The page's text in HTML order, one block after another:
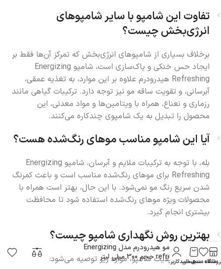
تفاوت این شامپو با سایر شامپوهای
انرژی‌بخش چیست؟
برخلاف بسیاری از شامپوهای انرژی‌بخش که تمرکز آن‌ها فقط بر
ایجاد حس خنکی و پاک‌سازی است، شامپو Energizing
Refreshing هیدرودرم علاوه بر این موارد، به تغذیه عمقی،
آبرسانی، و تقویت ساقه مو نیز توجه دارد. ترکیبات گیاهی مانند
رزماری و نعناع، همراه با ویتامین‌ها و مواد معدنی، این
محصول را تبدیل به یک شامپوی چندکاره می‌کنند.
آیا این شامپو مناسب موهای رنگ‌شده هست؟
بله، با توجه به ترکیبات ملایم و آبرسان، شامپو Energizing
Refreshing برای موهای رنگ‌شده مناسب است و باعث کمرنگ
شدن سریع رنگ مو نمی‌شود. با این حال، بهتر است همراه با
محصولات ویژه موهای رنگ‌شده استفاده شود تا محافظت
بیشتری انجام گیرد.
بهترین روش نگهداری شامپو چیست؟
برای حفظ کیفیت شامپو، موارد زیر توصیه می‌شود:
علاقه مندیسبد خرید
حساب کاربری من
شامپو مو هیدرودرم مدل Energizing
refreshing حجم 300 میلی لیتر